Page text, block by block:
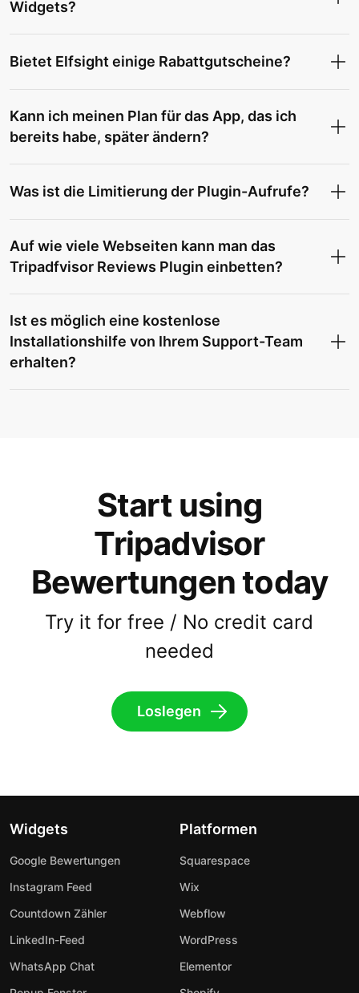
Widgets?
Bietet Elfsight einige Rabattgutscheine?
Kann ich meinen Plan für das App, das ich
bereits habe, später ändern?
Was ist die Limitierung der Plugin-Aufrufe?
Auf wie viele Webseiten kann man das
Tripadfvisor Reviews Plugin einbetten?
Ist es möglich eine kostenlose
Installationshilfe von Ihrem Support-Team
erhalten?
Start using
Tripadvisor
Bewertungen today
Try it for free / No credit card
needed
Loslegen
Widgets
Google Bewertungen
Instagram Feed
Countdown Zähler
LinkedIn-Feed
WhatsApp Chat
Platformen
Squarespace
Wix
Webflow
WordPress
Elementor